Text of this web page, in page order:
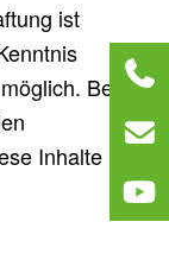
ist
Bei
Inhalte